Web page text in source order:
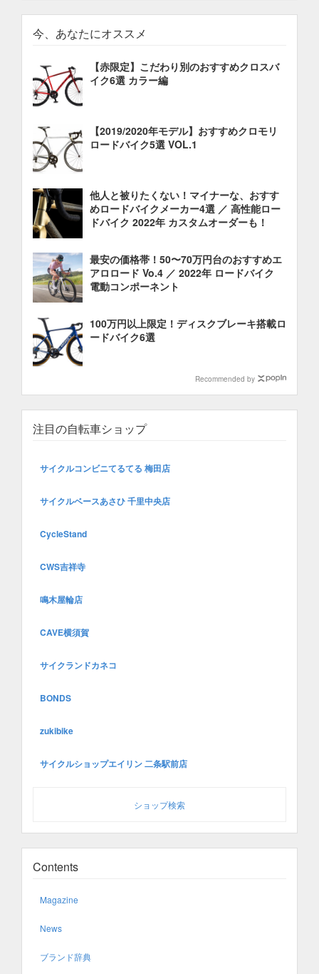
今、あなたにオススメ
【赤限定】こだわり別のおすすめクロスバ
イク6選 カラー編
【2019/2020年モデル】おすすめクロモリ
ロードバイク5選 VOL.1
他人と被りたくない！マイナーな、おすす
めロードバイクメーカー4選 ／ 高性能ロー
ドバイク 2022年 カスタムオーダーも！
最安の価格帯！50〜70万円台のおすすめエ
アロロード Vo.4 ／ 2022年 ロードバイク
電動コンポーネント
100万円以上限定！ディスクブレーキ搭載ロ
ードバイク6選
Recommended by
注目の自転車ショップ
サイクルコンビニてるてる 梅田店
サイクルベースあさひ 千里中央店
CycleStand
CWS吉祥寺
鳴木屋輪店
CAVE横須賀
サイクランドカネコ
BONDS
zukibike
サイクルショップエイリン 二条駅前店
ショップ検索
Contents
Magazine
News
ブランド辞典